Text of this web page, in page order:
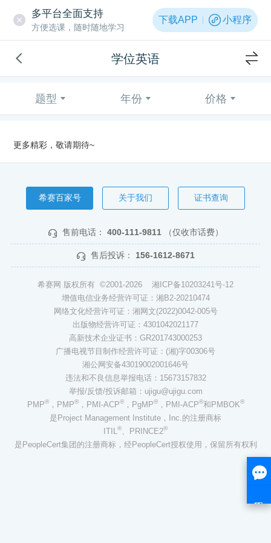
多平台全面支持
方便选课，随时随地学习
下载APP 小程序
学位英语
题型 年份 价格
更多精彩，敬请期待~
希赛百家号 关于我们 证书查询
售前电话： 400-111-9811 （仅收市话费）
售后投诉： 156-1612-8671
希赛网 版权所有 ©2001-2026 湘ICP备10203241号-12
增值电信业务经营许可证：湘B2-20210474
网络文化经营许可证：湘网文(2022)0042-005号
出版物经营许可证：4301042021177
高新技术企业证书：GR201743000253
广播电视节目制作经营许可证：(湘)字00306号
湘公网安备43019002001646号
违法和不良信息举报电话：15673157832
举报/反馈/投诉邮箱：ujigu@ujigu.com
PMP®，PMP®，PMI-ACP®，PgMP®，PMI-ACP®和PMBOK®
是Project Management Institute，Inc.的注册商标
ITIL®、PRINCE2®
是PeopleCert集团的注册商标，经PeopleCert授权使用，保留所有权利